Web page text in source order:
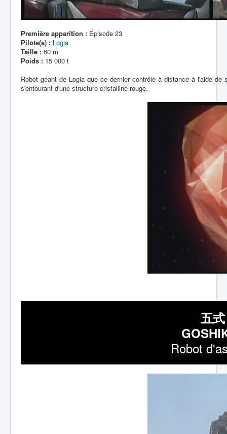
Première apparition : Épisode 23
Pilote(s) : Logia
Taille : 60 m
Poids : 15 000 t
Robot géant de Logia que ce dernier contrôle à distance à l'aide de
s'entourant d'une structure cristalline rouge.
五
Robot